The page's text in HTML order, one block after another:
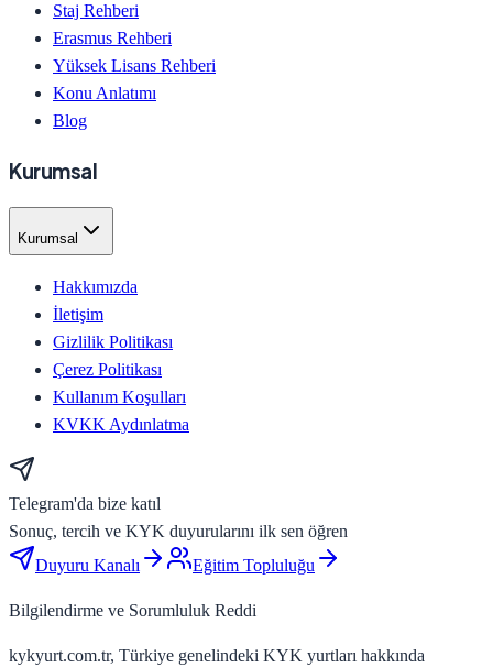
Staj Rehberi
Erasmus Rehberi
Yüksek Lisans Rehberi
Konu Anlatımı
Blog
Kurumsal
Kurumsal
Hakkımızda
İletişim
Gizlilik Politikası
Çerez Politikası
Kullanım Koşulları
KVKK Aydınlatma
Telegram'da bize katıl
Sonuç, tercih ve KYK duyurularını ilk sen öğren
Duyuru Kanalı
Eğitim Topluluğu
Bilgilendirme ve Sorumluluk Reddi
kykyurt.com.tr, Türkiye genelindeki KYK yurtları hakkında